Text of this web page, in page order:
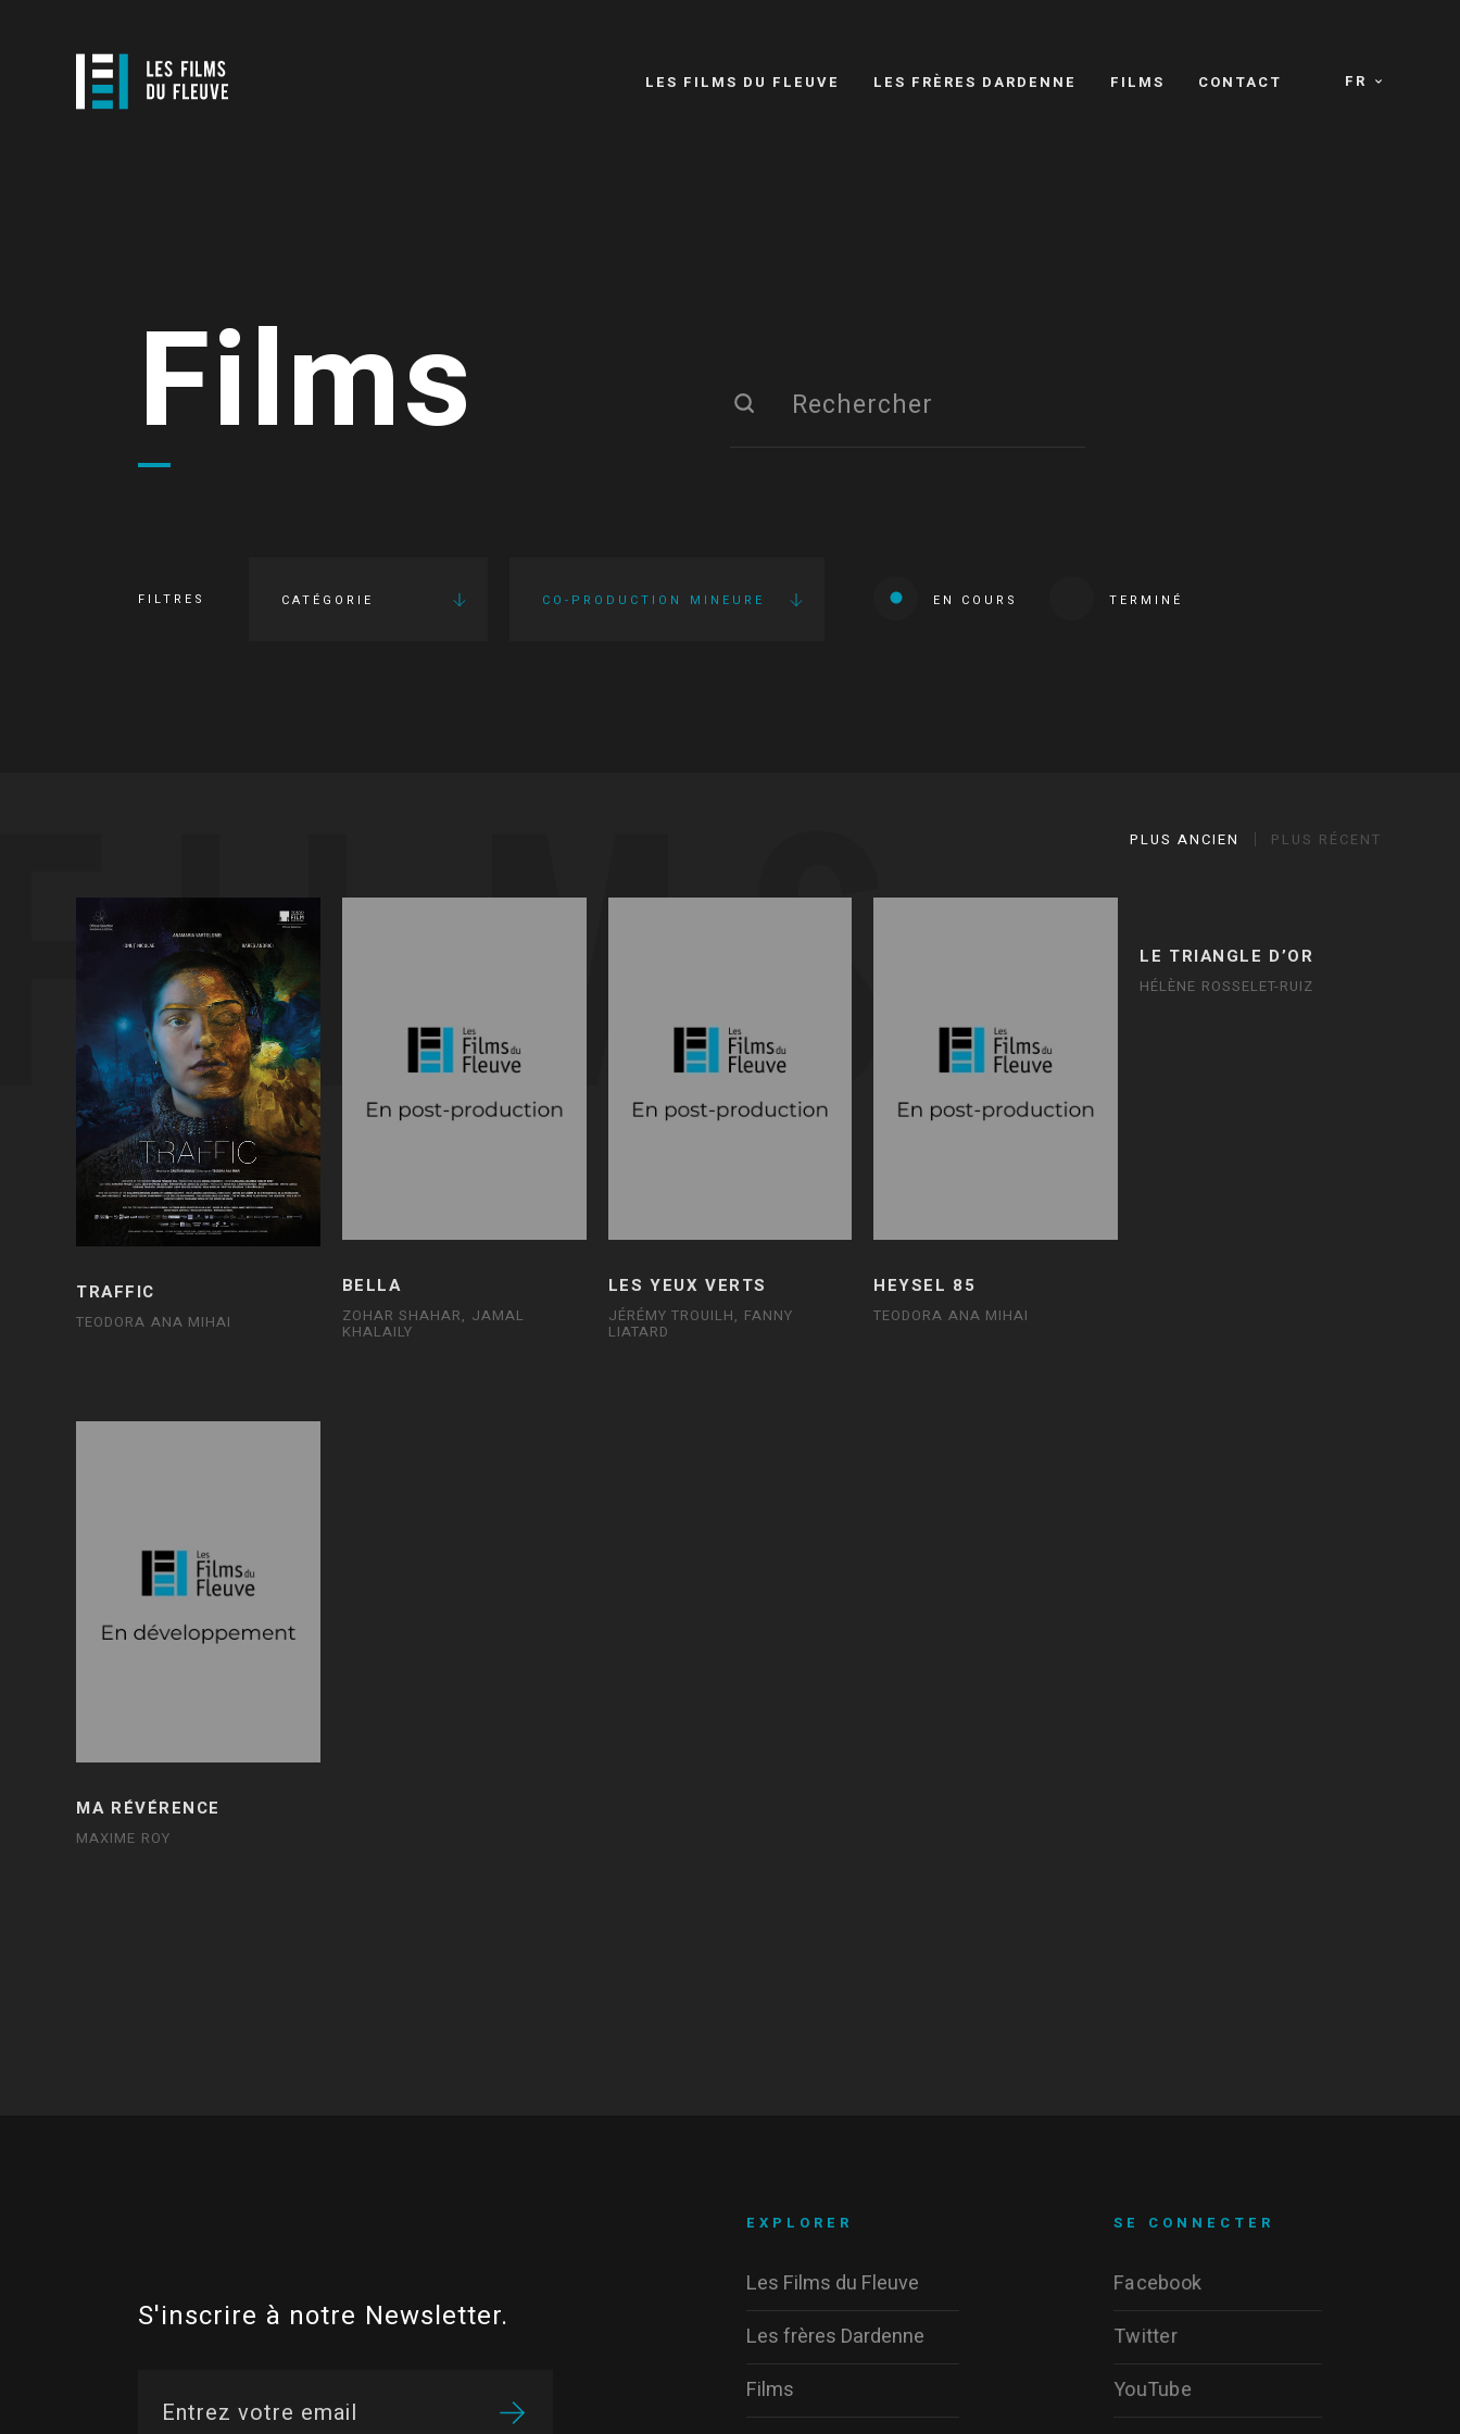
FR
LES FILMS DU FLEUVE LES FRÈRES DARDENNE FILMS CONTACT
Films
FILTRES CATÉGORIE CO-PRODUCTION MINEURE EN COURS TERMINÉ
PLUS ANCIEN PLUS RÉCENT
TRAFFIC
TEODORA ANA MIHAI
BELLA
ZOHAR SHAHAR, JAMAL
KHALAILY
LES YEUX VERTS
JÉRÉMY TROUILH, FANNY
LIATARD
HEYSEL 85
TEODORA ANA MIHAI
LE TRIANGLE D’OR
HÉLÈNE ROSSELET-RUIZ
MA RÉVÉRENCE
MAXIME ROY
S'inscrire à notre Newsletter.
SE CONNECTER
Facebook
Twitter
YouTube
EXPLORER
Les Films du Fleuve
Les frères Dardenne
Films